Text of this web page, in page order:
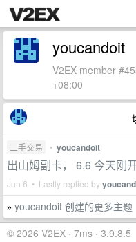
youcandoit
V2EX member
+08:00
二手交易 • youcandoit
出山姆副卡， 6.6 今天刚
Jun 6 • Lastly replied by
» youcandoit 创建的更多主题
© 2026 V2EX · 7ms · 3.9.8.5